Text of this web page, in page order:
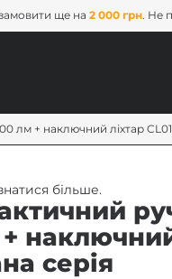
ще на2 000 грн. Не
лм + наключний ліхтар
більше.
серія